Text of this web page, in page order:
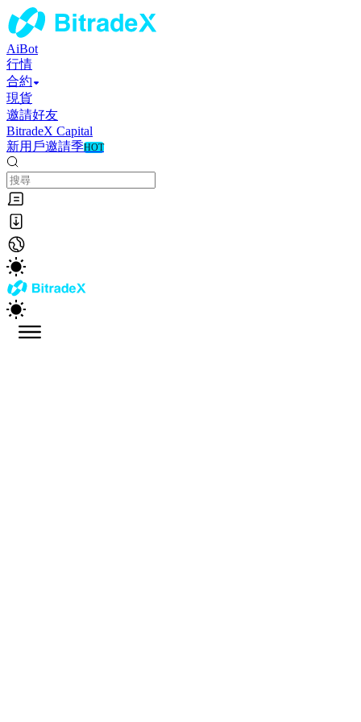
AiBot
行情
合約
現貨
邀請好友
BitradeX Capital
新用戶邀請季HOT